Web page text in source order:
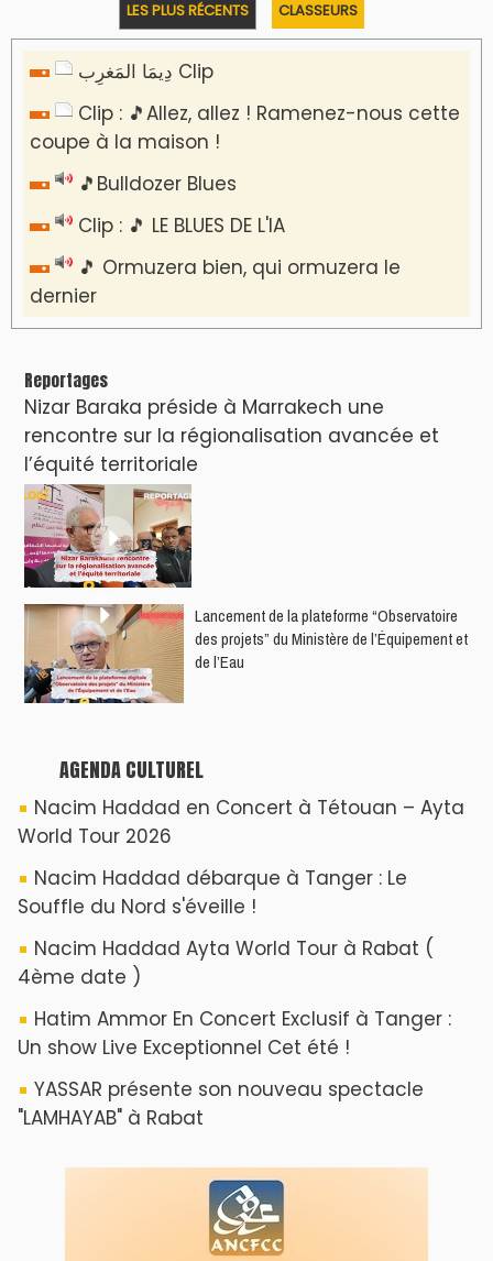
​Lancement de la plateforme “Observatoire
des projets” du Ministère de l’Équipement et
AGENDA CULTUREL
Nacim Haddad en Concert à Tétouan – Ayta
Nacim Haddad débarque à Tanger : Le
Souffle du Nord s'éveille !
Nacim Haddad Ayta World Tour à Rabat (
4ème date )
Hatim Ammor En Concert Exclusif à Tanger :
Un show Live Exceptionnel Cet été !
YASSAR présente son nouveau spectacle
"LAMHAYAB" à Rabat
ABOUT US